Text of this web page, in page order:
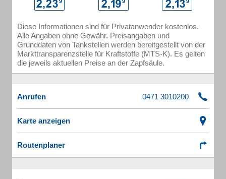
Diese Informationen sind für Privatanwender kostenlos.
Alle Angaben ohne Gewähr. Preisangaben und
Grunddaten von Tankstellen werden bereitgestellt von der
Markttransparenzstelle für Kraftstoffe (MTS-K). Es gelten
die jeweils aktuellen Preise an der Zapfsäule.
Anrufen
Karte anzeigen
Routenplaner